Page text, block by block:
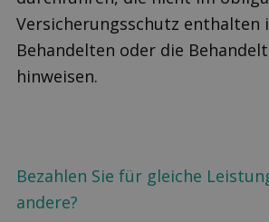
Versicherungsschutz enthalten
Behandelten oder die
hinweisen.
Bezahlen Sie für gleiche
andere?